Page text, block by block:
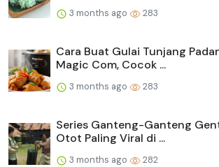
3 months ago 283
Cara Buat Gulai Tunjang
Magic Com, Cocok ...
3 months ago 283
Series Ganteng-Ganteng
Otot Paling Viral di ...
3 months ago 282